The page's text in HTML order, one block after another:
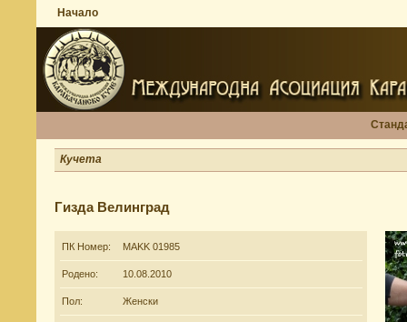
Начало
Кучета
Гизда Велинград
ПК Номер: MAKK 01985
Родено: 10.08.2010
Пол: Женски